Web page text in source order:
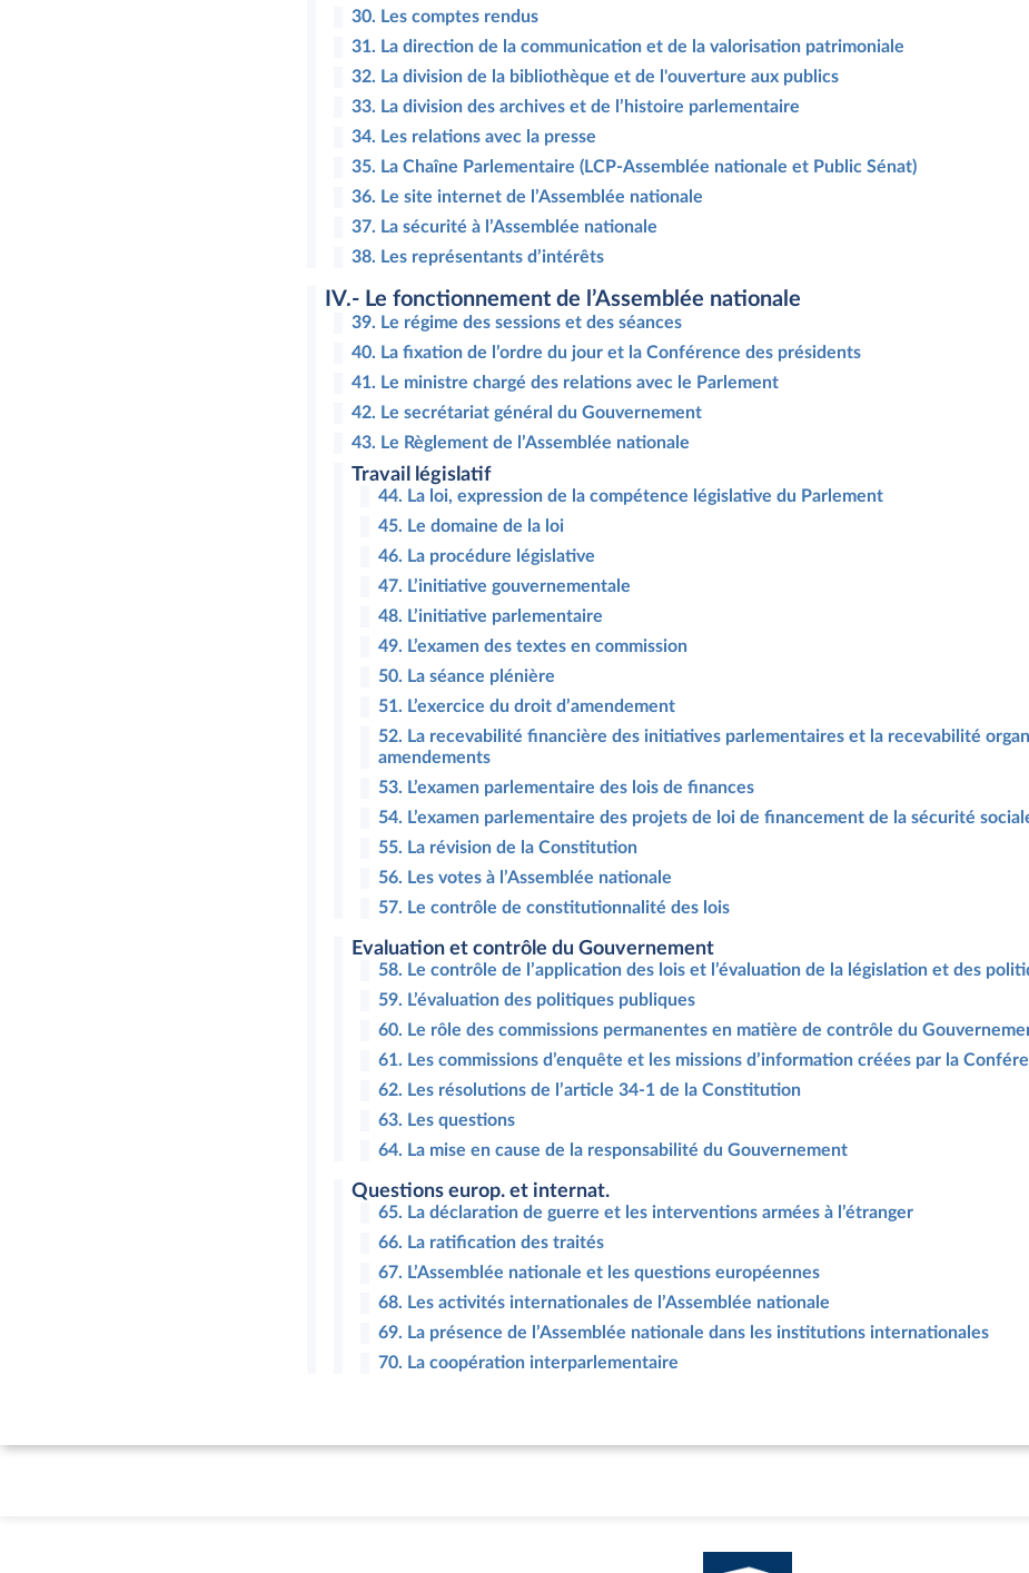
30. Les comptes rendus
31. La direction de la communication et de la valorisation patrimoniale
32. La division de la bibliothèque et de l'ouverture aux publics
33. La division des archives et de l’histoire parlementaire
34. Les relations avec la presse
35. La Chaîne Parlementaire (LCP-Assemblée nationale et Public Sénat)
36. Le site internet de l’Assemblée nationale
37. La sécurité à l’Assemblée nationale
38. Les représentants d’intérêts
IV.- Le fonctionnement de l’Assemblée nationale
39. Le régime des sessions et des séances
40. La fixation de l’ordre du jour et la Conférence des présidents
41. Le ministre chargé des relations avec le Parlement
42. Le secrétariat général du Gouvernement
43. Le Règlement de l’Assemblée nationale
Travail législatif
44. La loi, expression de la compétence législative du Parlement
45. Le domaine de la loi
46. La procédure législative
47. L’initiative gouvernementale
48. L’initiative parlementaire
49. L’examen des textes en commission
50. La séance plénière
51. L’exercice du droit d’amendement
52. La recevabilité financière des initiatives parlementaires et la recevabilité
amendements
53. L’examen parlementaire des lois de finances
54. L’examen parlementaire des projets de loi de financement de la sécurité
55. La révision de la Constitution
56. Les votes à l’Assemblée nationale
57. Le contrôle de constitutionnalité des lois
Evaluation et contrôle du Gouvernement
58. Le contrôle de l’application des lois et l’évaluation de la législation et des
59. L’évaluation des politiques publiques
60. Le rôle des commissions permanentes en matière de contrôle du
61. Les commissions d’enquête et les missions d’information créées par la
62. Les résolutions de l’article 34-1 de la Constitution
63. Les questions
64. La mise en cause de la responsabilité du Gouvernement
Questions europ. et internat.
65. La déclaration de guerre et les interventions armées à l’étranger
66. La ratification des traités
67. L’Assemblée nationale et les questions européennes
68. Les activités internationales de l’Assemblée nationale
69. La présence de l’Assemblée nationale dans les institutions internationales
70. La coopération interparlementaire